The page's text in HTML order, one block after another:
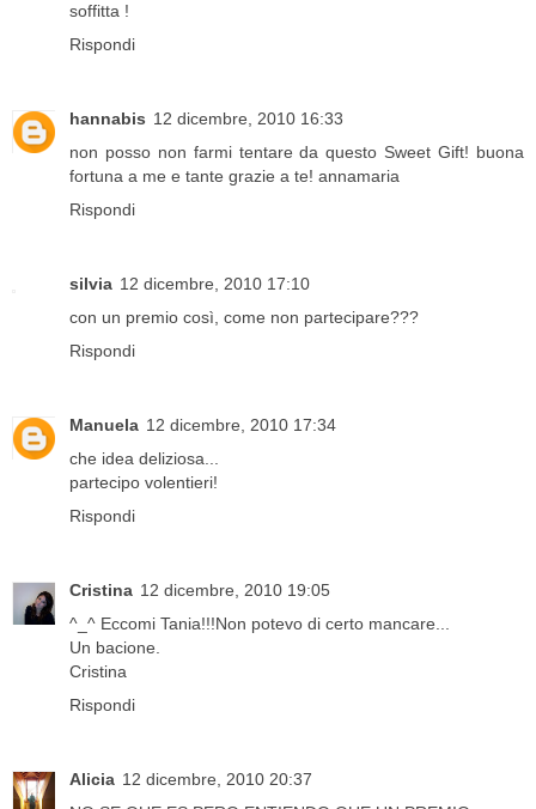
soffitta !
Rispondi
hannabis 12 dicembre, 2010 16:33
non posso non farmi tentare da questo Sweet Gift! buona
fortuna a me e tante grazie a te! annamaria
Rispondi
silvia 12 dicembre, 2010 17:10
con un premio così, come non partecipare???
Rispondi
Manuela 12 dicembre, 2010 17:34
che idea deliziosa...
partecipo volentieri!
Rispondi
Cristina 12 dicembre, 2010 19:05
^_^ Eccomi Tania!!!Non potevo di certo mancare...
Un bacione.
Cristina
Rispondi
Alicia 12 dicembre, 2010 20:37